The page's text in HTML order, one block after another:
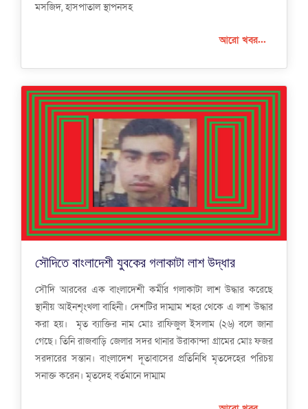
মসজিদ, হাসপাতাল স্থাপনসহ
আরো খবর...
সৌদিতে বাংলাদেশী যুবকের গলাকাটা লাশ উদ্ধার
সৌদি আরবের এক বাংলাদেশী কর্মীর গলাকাটা লাশ উদ্ধার করেছে
স্থানীয় আইনশৃংখলা বাহিনী। দেশটির দাম্মাম শহর থেকে এ লাশ উদ্ধার
করা হয়। মৃত ব্যাক্তির নাম মোঃ রাফিজুল ইসলাম (২৬) বলে জানা
গেছে। তিনি রাজবাড়ি জেলার সদর থানার উরাকান্দা গ্রামের মোঃ ফজর
সরদারের সন্তান। বাংলাদেশ দূতাবাসের প্রতিনিধি মৃতদেহের পরিচয়
সনাক্ত করেন। মৃতদেহ বর্তমানে দাম্মাম